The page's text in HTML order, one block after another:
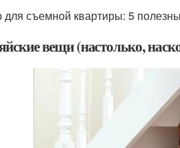
съемной квартиры: 5
вещи (настолько,